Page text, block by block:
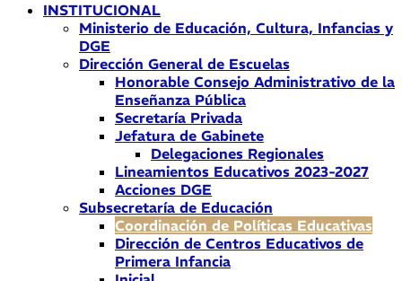
INSTITUCIONAL
Ministerio de Educación, Cultura, Infancias y
DGE
Dirección General de Escuelas
Honorable Consejo Administrativo de la
Enseñanza Pública
Secretaría Privada
Jefatura de Gabinete
Delegaciones Regionales
Lineamientos Educativos 2023-2027
Acciones DGE
Subsecretaría de Educación
Coordinación de Políticas Educativas
Dirección de Centros Educativos de
Primera Infancia